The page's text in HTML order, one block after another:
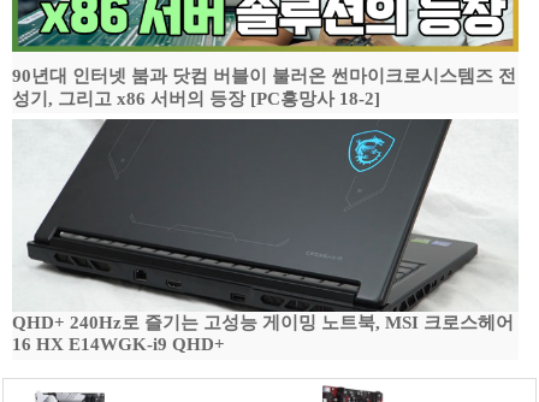
90년대 인터넷 붐과 닷컴 버블이 불러온 썬마이크로시스템즈 전
성기, 그리고 x86 서버의 등장 [PC흥망사 18-2]
QHD+ 240Hz로 즐기는 고성능 게이밍 노트북, MSI 크로스헤어
16 HX E14WGK-i9 QHD+